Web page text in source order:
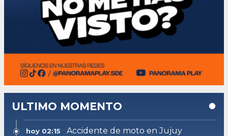
ULTIMO MOMENTO
hoy 02:15
Accidente de moto en Jujuy